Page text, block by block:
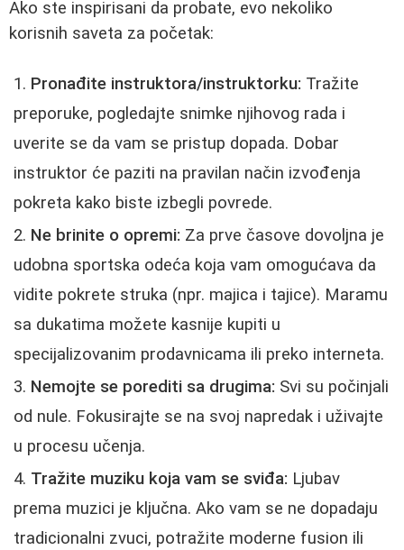
Ako ste inspirisani da probate, evo nekoliko
korisnih saveta za početak:
Pronađite instruktora/instruktorku: Tražite
preporuke, pogledajte snimke njihovog rada i
uverite se da vam se pristup dopada. Dobar
instruktor će paziti na pravilan način izvođenja
pokreta kako biste izbegli povrede.
Ne brinite o opremi: Za prve časove dovoljna je
udobna sportska odeća koja vam omogućava da
vidite pokrete struka (npr. majica i tajice). Maramu
sa dukatima možete kasnije kupiti u
specijalizovanim prodavnicama ili preko interneta.
Nemojte se porediti sa drugima: Svi su počinjali
od nule. Fokusirajte se na svoj napredak i uživajte
u procesu učenja.
Tražite muziku koja vam se sviđa: Ljubav
prema muzici je ključna. Ako vam se ne dopadaju
tradicionalni zvuci, potražite moderne fusion ili